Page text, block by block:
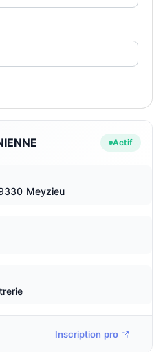
Actif
Meyzieu
Inscription pro